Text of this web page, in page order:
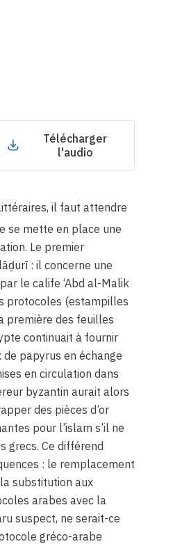
Télécharger
l'audio
il faut attendre
se mette en place une
Le premier
: il concerne une
le calife ‘Abd al-Malik
protocoles (estampilles
première des feuilles
continuait à fournir
papyrus en échange
en circulation dans
byzantin aurait alors
des pièces d’or
pour l’islam s’il ne
grecs. Ce différend
: le remplacement
substitution aux
arabes avec la
suspect, ne serait-ce
gréco-arabe